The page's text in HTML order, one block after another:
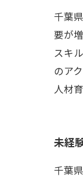
千葉
要が
スキ
のア
人材
未経
千葉